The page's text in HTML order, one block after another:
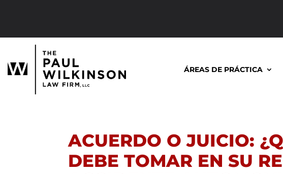
ÁREAS DE PRÁCTICA
ACUERDO O JUICIO:
DEBE TOMAR EN SU